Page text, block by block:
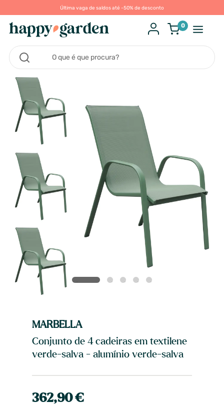
Última vaga de saldos até -50% de desconto
0
MARBELLA
Conjunto de 4 cadeiras em textilene
verde-salva - alumínio verde-salva
362,90 €